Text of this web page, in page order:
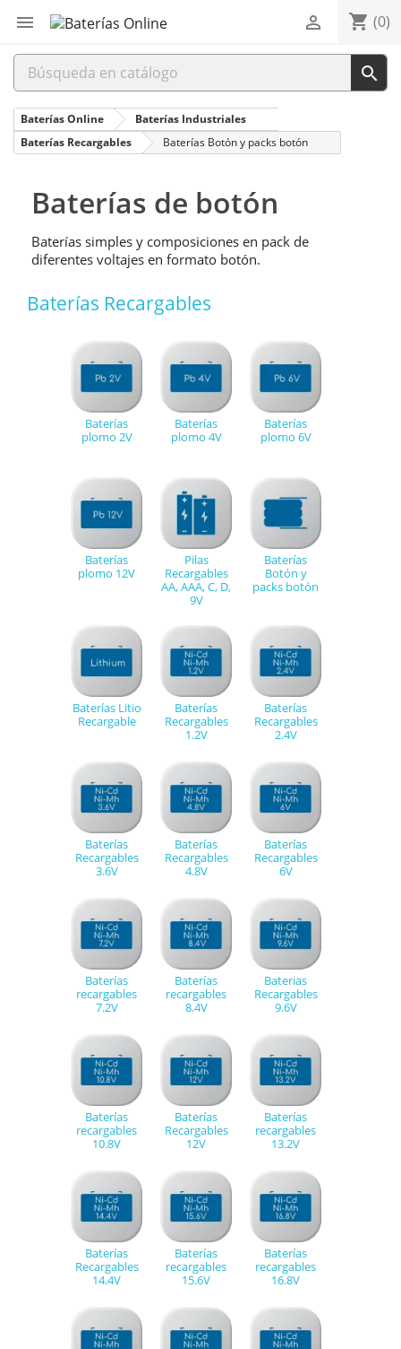
 shopping_cart (0)


Baterías Online
Baterías Industriales
Baterías Recargables
Baterías Botón y packs botón
Baterías de botón
Baterías simples y composiciones en pack de
diferentes voltajes en formato botón.
Baterías Recargables
Baterías
plomo 2V
Baterías
plomo 4V
Baterías
plomo 6V
Baterías
plomo 12V
Pilas
Recargables
AA, AAA, C, D,
9V
Baterías
Botón y
packs botón
Baterías Litio
Recargable
Baterías
Recargables
1.2V
Baterías
Recargables
2.4V
Baterías
Recargables
3.6V
Baterías
Recargables
4.8V
Baterías
Recargables
6V
Baterías
recargables
7.2V
Baterías
recargables
8.4V
Baterias
Recargables
9.6V
Baterías
recargables
10.8V
Baterías
Recargables
12V
Baterías
recargables
13.2V
Baterías
Recargables
14.4V
Baterías
recargables
15.6V
Baterías
recargables
16.8V